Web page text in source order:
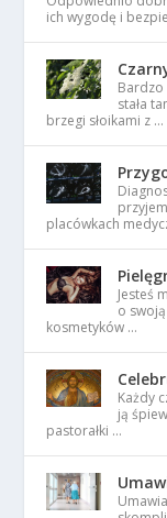
ich wygodę i
stała
brzegi słoikami z …
placówkach
Jesteś
o
kosmetyków …
Każdy
ją
pastorałki …